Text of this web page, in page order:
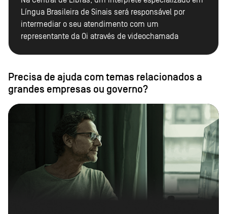
Língua Brasileira de Sinais será responsável por
intermediar o seu atendimento com um
representante da Oi através de videochamada
Precisa de ajuda com temas relacionados a
grandes empresas ou governo?